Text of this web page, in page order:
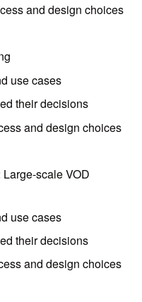
and design choices
use cases
their decisions
and design choices
scale VOD
use cases
their decisions
and design choices